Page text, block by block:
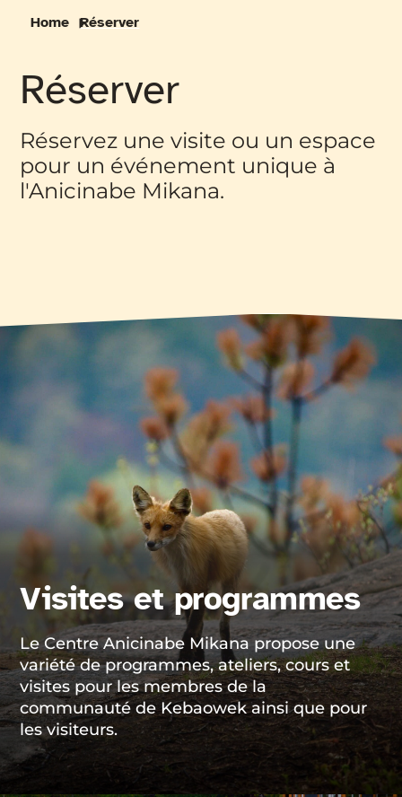
English
Home Réserver
Réserver
Réservez une visite ou un espace
pour un événement unique à
l'Anicinabe Mikana.
Visites et programmes
Le Centre Anicinabe Mikana propose une
variété de programmes, ateliers, cours et
visites pour les membres de la
communauté de Kebaowek ainsi que pour
les visiteurs.